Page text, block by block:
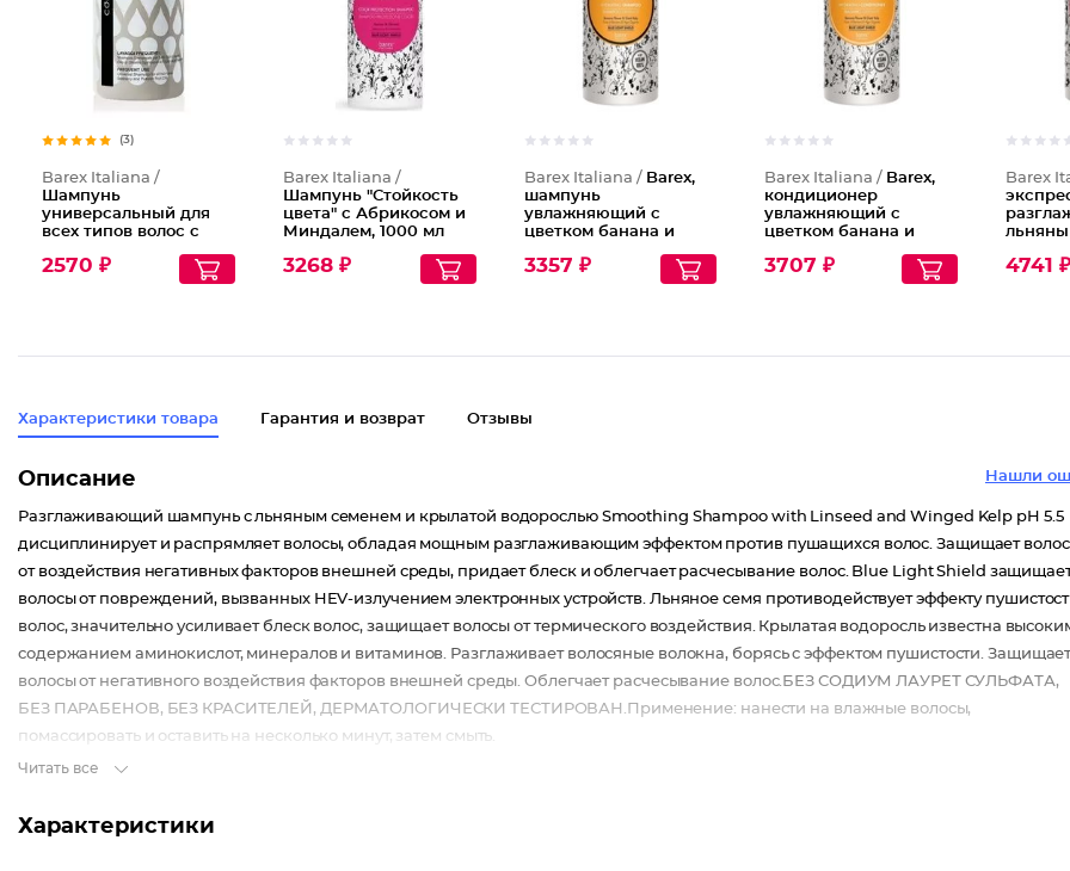
(3)
Barex Italiana /
Шампунь
универсальный для
всех типов волос с
маслом маракуйи
2570 ₽
Barex Italiana /
Шампунь "Стойкость
цвета" с Абрикосом и
Миндалем, 1000 мл
3268 ₽
Barex Italiana / Barex,
шампунь
увлажняющий с
цветком банана и
водорослью Joc Care
"Re-hydra", 1000 мл
3357 ₽
Barex Italiana / Barex,
кондиционер
увлажняющий с
цветком банана и
водорослью Joc Care
“re-hydra”, 1000 мл
3707 ₽
Barex
Joc
4741
Характеристики товара Гарантия и возврат Отзывы
Нашли
Описание
Разглаживающий шампунь с льняным семенем и крылатой водорослью Smoothing Shampoo with Linseed and Winged Kelp pH 5.5
дисциплинирует и распрямляет волосы, обладая мощным разглаживающим эффектом против пушащихся волос. Защищает
от воздействия негативных факторов внешней среды, придает блеск и облегчает расчесывание волос. Blue Light Shield
волосы от повреждений, вызванных HEV-излучением электронных устройств. Льняное семя противодействует эффекту
волос, значительно усиливает блеск волос, защищает волосы от термического воздействия. Крылатая водоросль известна
содержанием аминокислот, минералов и витаминов. Разглаживает волосяные волокна, борясь с эффектом пушистости.
волосы от негативного воздействия факторов внешней среды. Облегчает расчесывание волос.БЕЗ СОДИУМ ЛАУРЕТ СУЛЬФАТА,
БЕЗ ПАРАБЕНОВ, БЕЗ КРАСИТЕЛЕЙ, ДЕРМАТОЛОГИЧЕСКИ ТЕСТИРОВАН.Применение: нанести на влажные волосы,
помассировать и оставить на несколько минут, затем смыть.
Читать все
Характеристики